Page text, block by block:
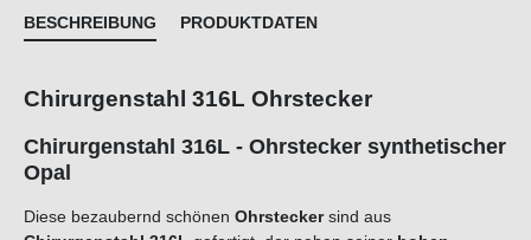
BESCHREIBUNG PRODUKTDATEN
Chirurgenstahl 316L Ohrstecker
Chirurgenstahl 316L - Ohrstecker synthetischer
Opal
Diese bezaubernd schönen Ohrsteckersind aus